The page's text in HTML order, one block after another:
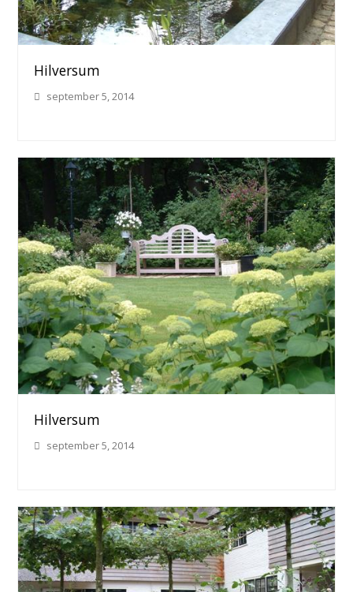
Hilversum
september 5, 2014
Hilversum
september 5, 2014